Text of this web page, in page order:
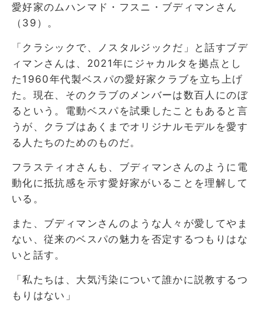
愛好家のムハンマド・フスニ・ブディマンさん
（39）。
「クラシックで、ノスタルジックだ」と話すブデ
ィマンさんは、2021年にジャカルタを拠点とし
た1960年代製ベスパの愛好家クラブを立ち上げ
た。現在、そのクラブのメンバーは数百人にのぼ
るという。電動ベスパを試乗したこともあると言
うが、クラブはあくまでオリジナルモデルを愛す
る人たちのためのものだ。
フラスティオさんも、ブディマンさんのように電
動化に抵抗感を示す愛好家がいることを理解して
いる。
また、ブディマンさんのような人々が愛してやま
ない、従来のベスパの魅力を否定するつもりはな
いと話す。
「私たちは、大気汚染について誰かに説教するつ
もりはない」